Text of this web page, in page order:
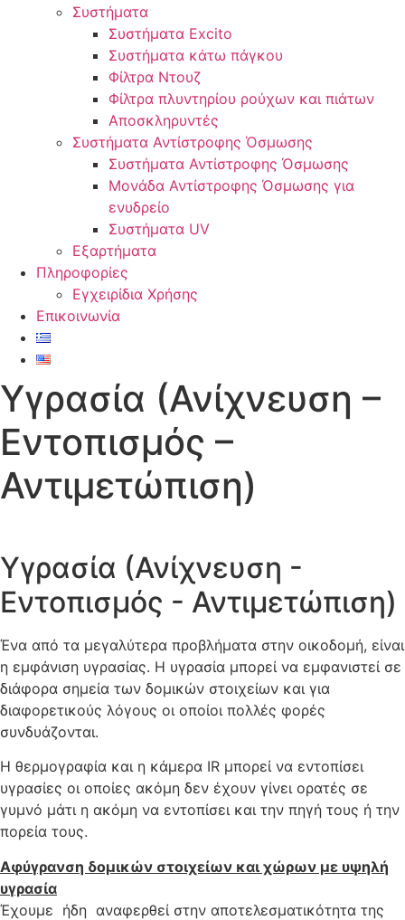
Συστήματα
Συστήματα Excito
Συστήματα κάτω πάγκου
Φίλτρα Ντουζ
Φίλτρα πλυντηρίου ρούχων και πιάτων
Αποσκληρυντές
Συστήματα Αντίστροφης Όσμωσης
Συστήματα Αντίστροφης Όσμωσης
Μονάδα Αντίστροφης Όσμωσης για
ενυδρείο
Συστήματα UV
Εξαρτήματα
Πληροφορίες
Εγχειρίδια Χρήσης
Επικοινωνία
Υγρασία (Ανίχνευση –
Εντοπισμός –
Αντιμετώπιση)
Υγρασία (Ανίχνευση -
Εντοπισμός - Αντιμετώπιση)
Ένα από τα μεγαλύτερα προβλήματα στην οικοδομή, είναι
η εμφάνιση υγρασίας. Η υγρασία μπορεί να εμφανιστεί σε
διάφορα σημεία των δομικών στοιχείων και για
διαφορετικούς λόγους οι οποίοι πολλές φορές
συνδυάζονται.
Η θερμογραφία και η κάμερα IR μπορεί να εντοπίσει
υγρασίες οι οποίες ακόμη δεν έχουν γίνει ορατές σε
γυμνό μάτι η ακόμη να εντοπίσει και την πηγή τους ή την
πορεία τους.
Αφύγρανση δομικών στοιχείων και χώρων με υψηλή
υγρασία
Έχουμε ήδη αναφερθεί στην αποτελεσματικότητα της